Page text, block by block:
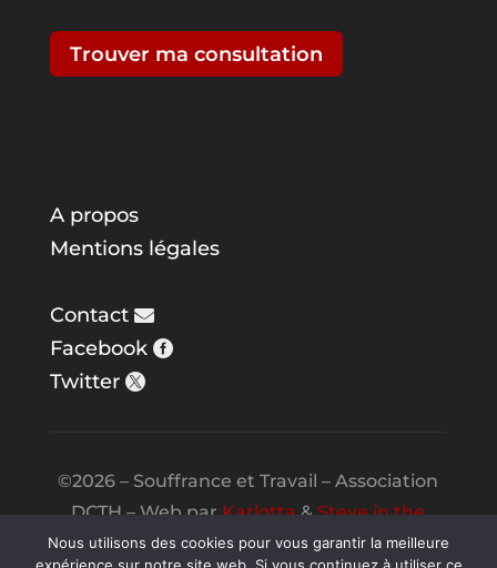
Trouver ma consultation
A propos
Mentions légales
Contact
Facebook
Twitter
©2026 – Souffrance et Travail – Association
DCTH – Web parKarlotta&Steve in the
Night
Nous utilisons des cookies pour vous garantir la meilleure